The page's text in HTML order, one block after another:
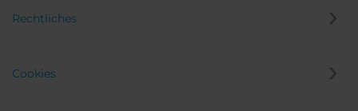
Rechtliches
Cookies